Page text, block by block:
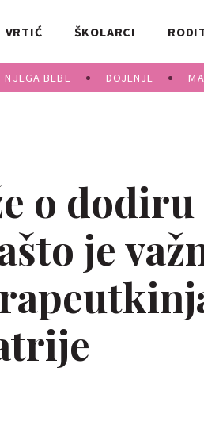
NJEGA BEBE DOJENJE
VRTIĆ ŠKOLARCI
o
je